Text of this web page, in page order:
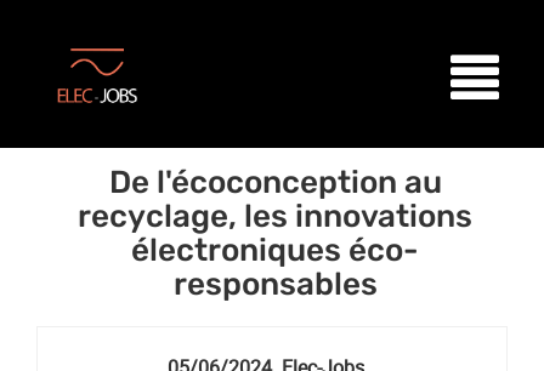
De l'écoconception au
recyclage, les innovations
électroniques éco-
responsables